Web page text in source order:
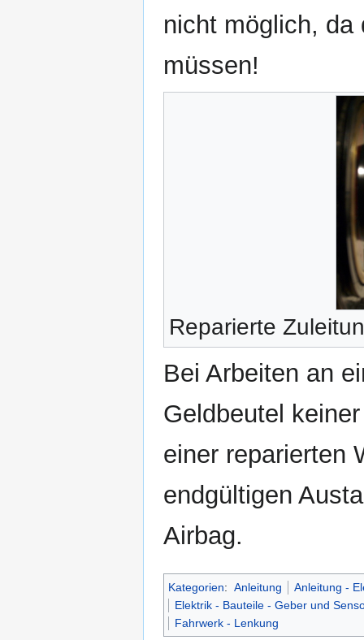
nicht möglich, da
müssen!
Reparierte
Bei Arbeiten an
Geldbeutel
einer reparierten
endgültigen
Airbag.
Kategorien: Anleitung
Anleitung -
Elektrik - Bauteile - Geber und
Fahrwerk - Lenkung